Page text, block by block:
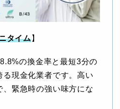
タイム】
の換金率と最短3分の
現金化業者です。高い
緊急時の強い味方にな